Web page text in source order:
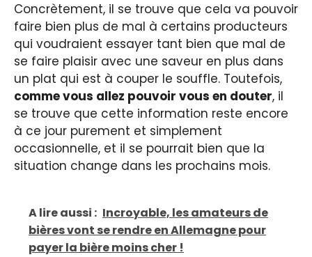
Concrètement, il se trouve que cela va pouvoir
faire bien plus de mal à certains producteurs
qui voudraient essayer tant bien que mal de
se faire plaisir avec une saveur en plus dans
un plat qui est à couper le souffle. Toutefois,
comme vous allez pouvoir vous en douter, il
se trouve que cette information reste encore
à ce jour purement et simplement
occasionnelle, et il se pourrait bien que la
situation change dans les prochains mois.
A lire aussi : Incroyable, les amateurs de
bières vont se rendre en Allemagne pour
payer la bière moins cher !